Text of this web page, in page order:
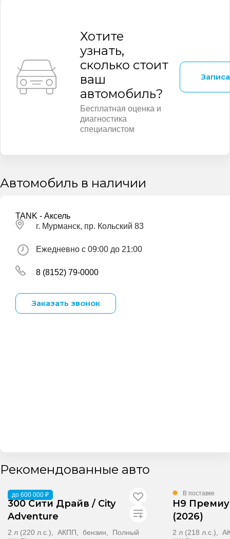
Хотите
узнать,
сколько стоит
ваш
автомобиль?
Бесплатная оценка и
диагностика
специалистом
Автомобиль в наличии
TANK - Аксель
г. Мурманск, пр. Кольский 83
Ежедневно с 09:00 до 21:00
8 (8152) 79-0000
Заказать звонок
Рекомендованные авто
до 600 000 ₽
В наличии
300 Сити Драйв / City
Adventure
2 л (220 л.с.), АКПП, бензин, Полный
В поставке
H9
(2026)
2 л (218 л.с.),